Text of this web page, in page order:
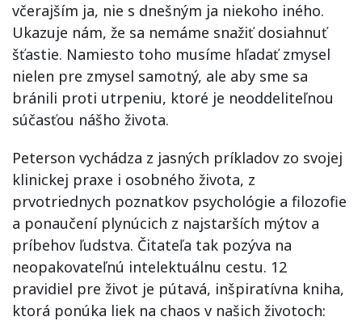
včerajším ja, nie s dnešným ja niekoho iného.
Ukazuje nám, že sa nemáme snažiť dosiahnuť
šťastie. Namiesto toho musíme hľadať zmysel
nielen pre zmysel samotný, ale aby sme sa
bránili proti utrpeniu, ktoré je neoddeliteľnou
súčasťou nášho života.
Peterson vychádza z jasných príkladov zo svojej
klinickej praxe i osobného života, z
prvotriednych poznatkov psychológie a filozofie
a ponaučení plynúcich z najstarších mýtov a
príbehov ľudstva. Čitateľa tak pozýva na
neopakovateľnú intelektuálnu cestu. 12
pravidiel pre život je pútavá, inšpiratívna kniha,
ktorá ponúka liek na chaos v našich životoch: